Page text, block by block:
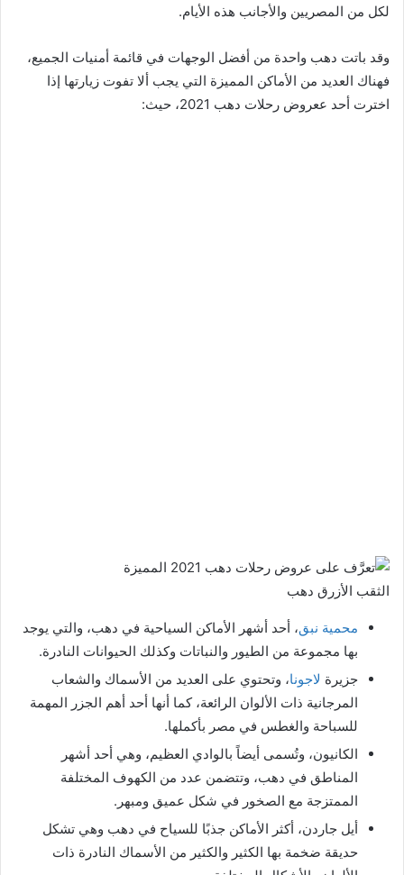
لكل من المصريين والأجانب هذه الأيام.
وقد باتت دهب واحدة من أفضل الوجهات في قائمة أمنيات الجميع،
فهناك العديد من الأماكن المميزة التي يجب ألا تفوت زيارتها إذا
اخترت أحد ععروض رحلات دهب 2021، حيث:
الثقب الأزرق دهب
محمية نبق، أحد أشهر الأماكن السياحية في دهب، والتي يوجد
بها مجموعة من الطيور والنباتات وكذلك الحيوانات النادرة.
جزيرة لاجونا، وتحتوي على العديد من الأسماك والشعاب
المرجانية ذات الألوان الرائعة، كما أنها أحد أهم الجزر المهمة
للسباحة والغطس في مصر بأكملها.
الكانيون، وتُسمى أيضاً بالوادي العظيم، وهي أحد أشهر
المناطق في دهب، وتتضمن عدد من الكهوف المختلفة
الممتزجة مع الصخور في شكل عميق ومبهر.
أيل جاردن، أكثر الأماكن جذبًا للسياح في دهب وهي تشكل
حديقة ضخمة بها الكثير والكثير من الأسماك النادرة ذات